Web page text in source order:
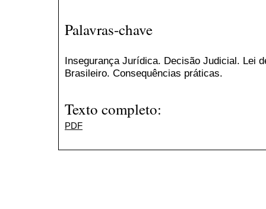
Palavras-chave
Insegurança Jurídica. Decisão Judicial. Lei
Brasileiro. Consequências práticas.
Texto completo:
PDF